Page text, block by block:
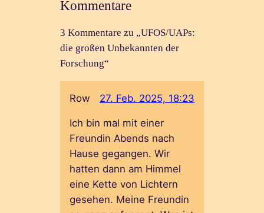
Kommentare
3 Kommentare zu „UFOS/UAPs:
die großen Unbekannten der
Forschung“
Row 27. Feb. 2025, 18:23
Ich bin mal mit einer
Freundin Abends nach
Hause gegangen. Wir
hatten dann am Himmel
eine Kette von Lichtern
gesehen. Meine Freundin